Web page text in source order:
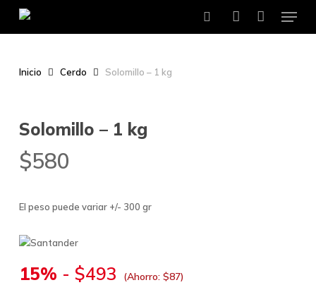
searchaccount
Menu
Inicio Cerdo Solomillo – 1 kg
Solomillo – 1 kg
$580
El peso puede variar +/- 300 gr
15% - $493 (Ahorro: $87)